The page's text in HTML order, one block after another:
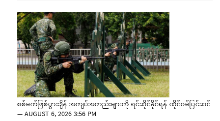
စစ်မက်ဖြစ်ပွားချိန် အကျပ်အတည်းများကို ရင်ဆိုင်နိုင်ရန် ထိုင်ဝမ်ပြင်ဆင်
—AUGUST 6, 2026 3:56 PM